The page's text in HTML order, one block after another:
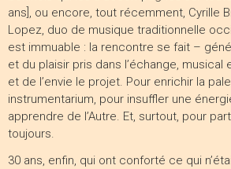
ans], ou encore, tout récemment, Cyrille
Lopez, duo de musique traditionnelle
est immuable : la rencontre se fait –
et du plaisir pris dans l’échange, musical
et de l’envie le projet. Pour enrichir la
instrumentarium, pour insuffler une
apprendre de l’Autre. Et, surtout, pour
toujours.
30 ans, enfin, qui ont conforté ce qui